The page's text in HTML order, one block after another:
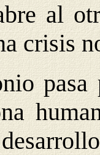
al
crisis